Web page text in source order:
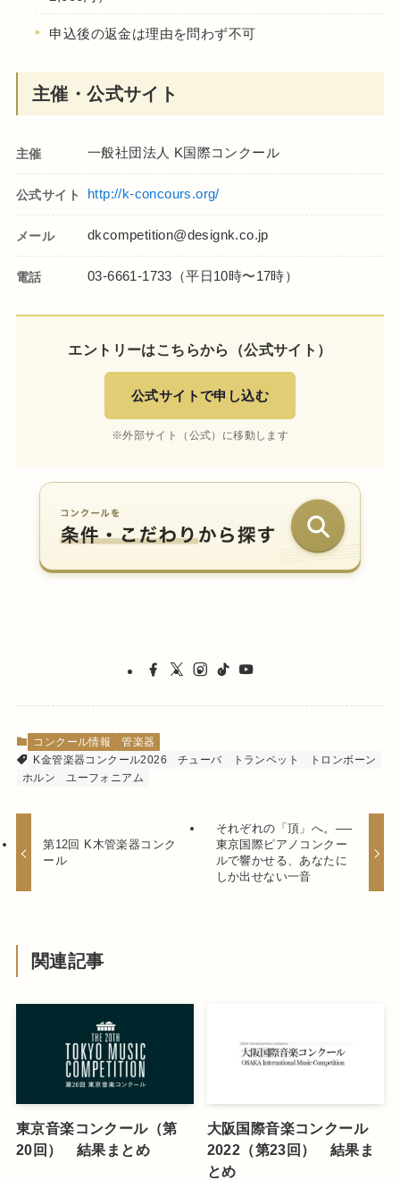
申込後の返金は理由を問わず不可
主催・公式サイト
主催 一般社団法人 K国際コンクール
公式サイト http://k-concours.org/
メール dkcompetition@designk.co.jp
電話 03-6661-1733（平日10時〜17時）
エントリーはこちらから（公式サイト）
公式サイトで申し込む
※外部サイト（公式）に移動します
コンクール情報
管楽器
K金管楽器コンクール2026
チューバ トランペット
トロンボーン
ホルン
ユーフォニアム
第12回 K木管楽器コンク
ール
それぞれの「頂」へ。──
東京国際ピアノコンクー
ルで響かせる、あなたに
しか出せない一音
関連記事
東京音楽コンクール（第
20回） 結果まとめ
大阪国際音楽コンクール
2022（第23回） 結果ま
とめ